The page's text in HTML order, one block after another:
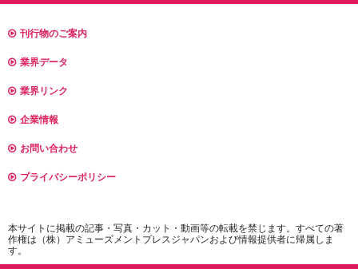
刊行物のご案内
業界データ
業界リンク
企業情報
お問い合わせ
プライバシーポリシー
本サイトに掲載の記事・写真・カット・動画等の転載を禁じます。すべての著
作権は（株）アミューズメントプレスジャパンおよび情報提供者に帰属しま
す。